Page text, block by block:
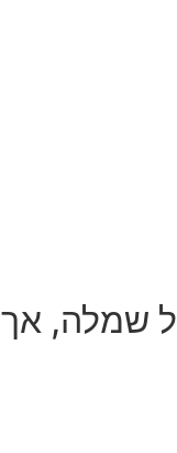
שמלה, אך